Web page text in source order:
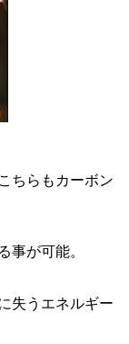
ちらもカーボン
事が可能。
失うエネルギー